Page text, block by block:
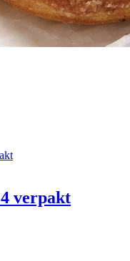
verpakt